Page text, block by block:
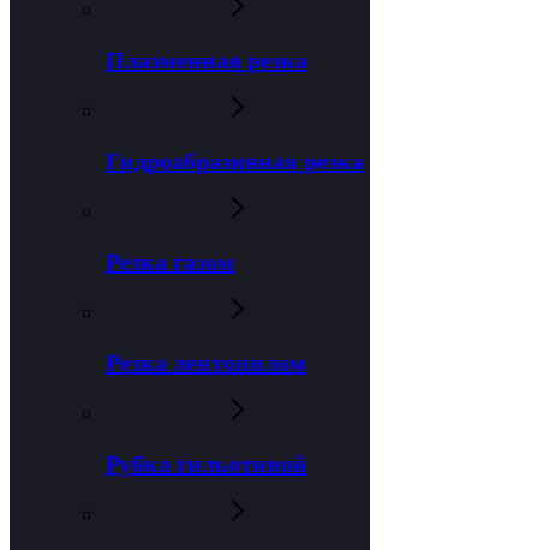
Плазменная резка
Гидроабразивная резка
Резка газом
Резка лентопилом
Рубка гильотиной